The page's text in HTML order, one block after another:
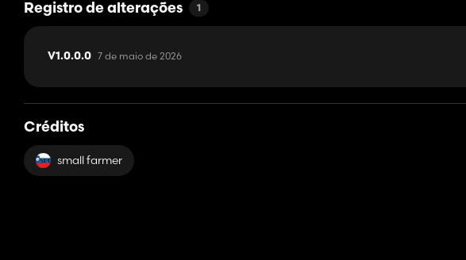
Registro de alterações 1
V1.0.0.0 7 de maio de 2026
Créditos
small farmer